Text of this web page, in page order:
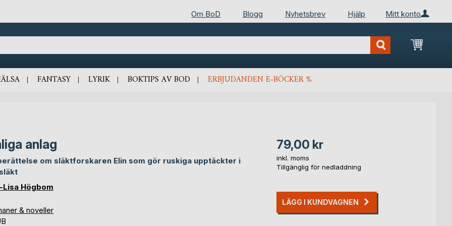
Mitt konto
Om BoD Blogg Nyhetsbrev Hjälp
Min
FANTASY LYRIK BOKTIPS AV BOD ERBJUDANDEN E-BÖCKER %
anlag
om släktforskaren Elin som gör ruskiga upptäckter i
Lisa Högbom
& noveller
79,00 kr
inkl. moms
Tillgänglig för nedladdning
LÄGG I KUNDVAGNEN